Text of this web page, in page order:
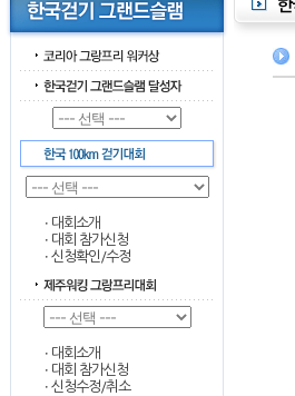
· 대회소개
· 대회 참가신청
· 신청확인/수정
· 대회소개
· 대회 참가신청
· 신청수정/취소